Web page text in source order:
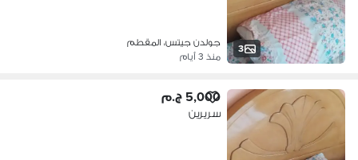
3
جولدن جيتس، المقطم
منذ 3 أيام
5,000 ج.م
سريرين